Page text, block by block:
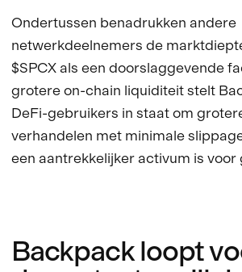
Ondertussen benadrukken andere
netwerkdeelnemers de
$SPCX als een doorslaggevende
grotere on-chain liquiditeit stelt
DeFi-gebruikers in staat om
verhandelen met minimale
een aantrekkelijker activum is voor
Backpack loopt